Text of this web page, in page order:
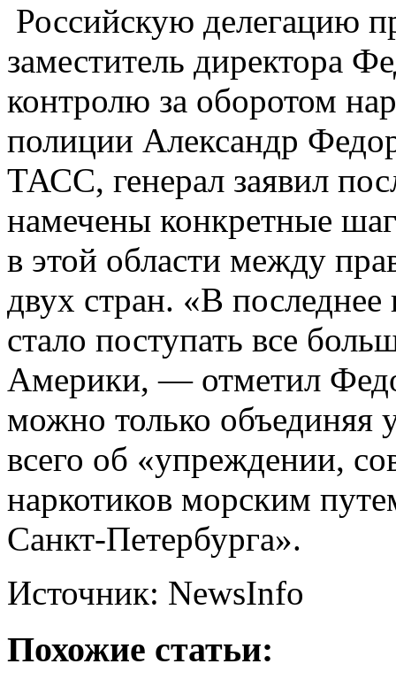
Российскую делегацию
заместитель директора
контролю за оборотом
полиции Александр
ТАСС, генерал заявил
намечены конкретные
в этой области между
двух стран. «В
стало поступать все
Америки, — отметил
можно только объединяя
всего об «упреждении,
наркотиков морским
Санкт-Петербурга».
Источник: NewsInfo
Похожие статьи: